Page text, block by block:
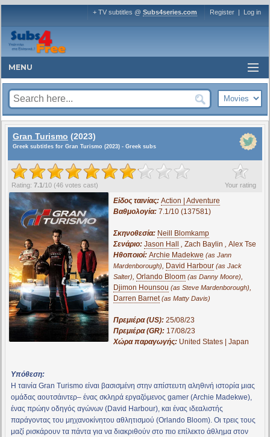
+ TV subtitles @ Subs4series.com Register | Log in
MENU
Gran Turismo (2023)
Greek subtitles for Gran Turismo (2023) - Greek subs
?
Your rating
Rating: 7.1/10 (46 votes cast)
Είδος ταινίας: Action | Adventure
Βαθμολογία: 7.1/10 (137581)
Σκηνοθεσία: Neill Blomkamp
Σενάριο: Jason Hall , Zach Baylin , Alex Tse
Ηθοποιοί: Archie Madekwe (as Jann
Mardenborough), David Harbour (as Jack
Salter), Orlando Bloom (as Danny Moore),
Djimon Hounsou (as Steve Mardenborough),
Darren Barnet (as Matty Davis)
Πρεμιέρα (US): 25/08/23
Πρεμιέρα (GR): 17/08/23
Χώρα παραγωγής: United States | Japan
Υπόθεση:
Η ταινία Gran Turismo είναι βασισμένη στην απίστευτη αληθινή ιστορία μιας
ομάδας αουτσάιντερ– ένας σκληρά εργαζόμενος gamer (Archie Madekwe),
ένας πρώην οδηγός αγώνων (David Harbour), και ένας ιδεαλιστής
παράγοντας του μηχανοκίνητου αθλητισμού (Orlando Bloom). Οι τρεις τους
μαζί ρισκάρουν τα πάντα για να διακριθούν στο πιο επίλεκτο άθλημα στον